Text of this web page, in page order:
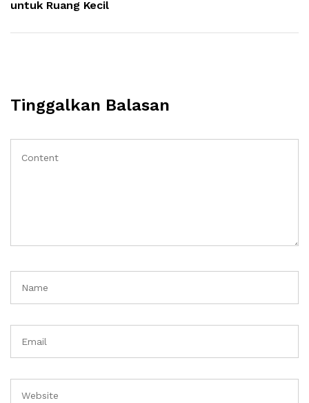
untuk Ruang Kecil
Tinggalkan Balasan